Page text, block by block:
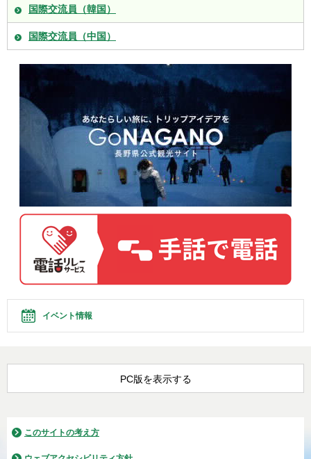
国際交流員（韓国）
国際交流員（中国）
イベント情報
PC版を表示する
このサイトの考え方